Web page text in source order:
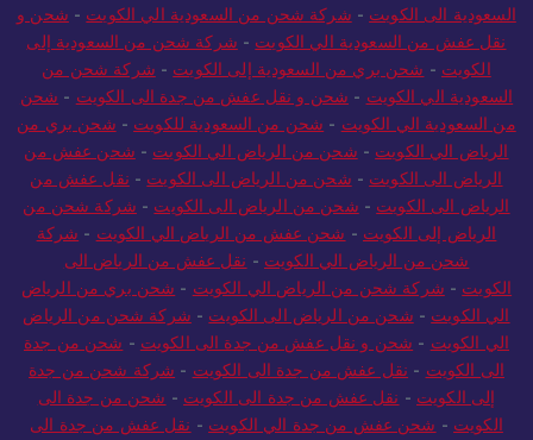
السعودية الى الكويت - شركة شحن من السعودية الي الكويت - شحن و
نقل عفش من السعودية الي الكويت - شركة شحن من السعودية إلى
الكويت - شحن بري من السعودية إلى الكويت - شركة شحن من
السعودية الي الكويت - شحن و نقل عفش من جدة الى الكويت - شحن
من السعودية الي الكويت - شحن من السعودية للكويت - شحن بري من
الرياض الي الكويت - شحن من الرياض الي الكويت - شحن عفش من
الرياض الى الكويت - شحن من الرياض الى الكويت - نقل عفش من
الرياض الى الكويت - شحن من الرياض الى الكويت - شركة شحن من
الرياض إلى الكويت - شحن عفش من الرياض الي الكويت - شركة
شحن من الرياض الي الكويت - نقل عفش من الرياض الى
الكويت - شركة شحن من الرياض الي الكويت - شحن بري من الرياض
الي الكويت - شحن من الرياض الى الكويت - شركة شحن من الرياض
الي الكويت - شحن و نقل عفش من جدة الى الكويت - شحن من جدة
الى الكويت - نقل عفش من جدة الى الكويت - شركة شحن من جدة
إلى الكويت - نقل عفش من جدة الى الكويت - شحن من جدة الى
الكويت - شحن عفش من جدة الي الكويت - نقل عفش من جدة الى